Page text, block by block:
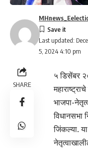
Last updated:
5, 2024 4:10 pm
SHARE
५ डिसेंबर
भाजपा-
विधानसभा
जिंकल्या.